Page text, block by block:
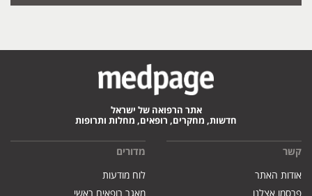
אתר הרפואה של ישראל
חדשות, מחקרים, רופאים, מחלות ותרופות
קשר
אודות האתר
פרסמו אצלנו
מדורים
לוח מודעות
מאגר רופאים ראשי